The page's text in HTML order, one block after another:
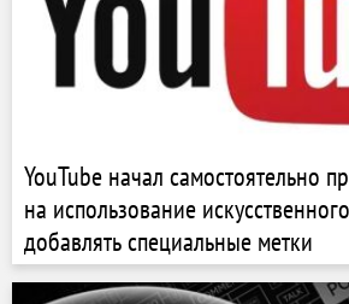
YouTube начал самостоятельно
на использование
добавлять специальные метки